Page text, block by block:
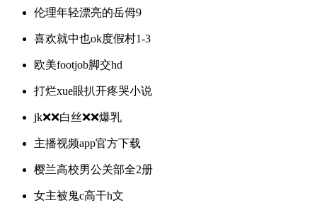
伦理年轻漂亮的岳㑄9
喜欢就中也ok度假村1-3
欧美footjob脚交hd
打烂xue眼扒开疼哭小说
jk❌❌白丝❌❌爆乳
主播视频app官方下载
樱兰高校男公关部全2册
女主被鬼c高干h文